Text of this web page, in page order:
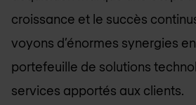
croissance et le succès
voyons d’énormes synergies
portefeuille de solutions
services apportés aux clients.